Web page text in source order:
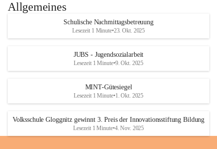
Allgemeines
Schulische Nachmittagsbetreuung
Lesezeit 1 Minute•23. Okt. 2025
JUBS - Jugendsozialarbeit
Lesezeit 1 Minute•9. Okt. 2025
MINT-Gütesiegel
Lesezeit 1 Minute•1. Okt. 2025
Volksschule Gloggnitz gewinnt 3. Preis der Innovationsstiftung Bildung
Lesezeit 1 Minute•4. Nov. 2025